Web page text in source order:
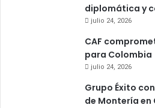
diplomática y
julio 24, 2026
CAF
para Colombia
julio 24, 2026
Grupo Éxito
de Montería en